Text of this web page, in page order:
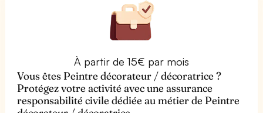
À partir de 15€ par mois
Vous êtes Peintre décorateur / décoratrice ?
Protégez votre activité avec une assurance
responsabilité civile dédiée au métier de Peintre